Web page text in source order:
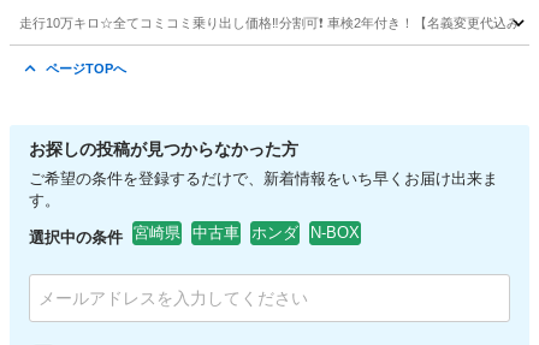
走行10万キロ☆全てコミコミ乗り出し価格‼️分割可❗️ 車検2年付き！【名義変更代込
ページTOPへ
お探しの投稿が見つからなかった方
ご希望の条件を登録するだけで、新着情報をいち早くお届け出来ま
す。
選択中の条件 宮崎県 中古車 ホンダ N-BOX